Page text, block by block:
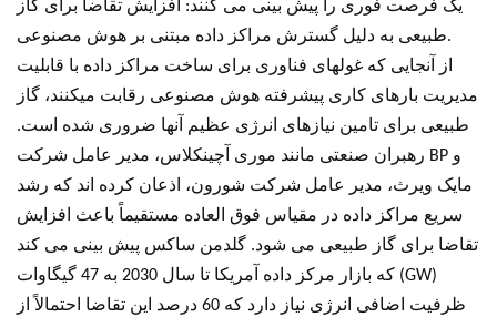
یک فرصت فوری را پیش بینی می کنند: افزایش تقاضا برای گاز
طبیعی به دلیل گسترش مراکز داده مبتنی بر هوش مصنوعی.
از آنجایی که غولهای فناوری برای ساخت مراکز داده با قابلیت
مدیریت بارهای کاری پیشرفته هوش مصنوعی رقابت میکنند، گاز
طبیعی برای تامین نیازهای انرژی عظیم آنها ضروری شده است.
رهبران صنعتی مانند موری آچینکلاس، مدیر عامل شرکت BP و
مایک ویرث، مدیر عامل شرکت شورون، اذعان کرده اند که رشد
سریع مراکز داده در مقیاس فوق العاده مستقیماً باعث افزایش
تقاضا برای گاز طبیعی می شود. گلدمن ساکس پیش بینی می کند
که بازار مرکز داده آمریکا تا سال 2030 به 47 گیگاوات (GW)
ظرفیت اضافی انرژی نیاز دارد که 60 درصد این تقاضا احتمالاً از